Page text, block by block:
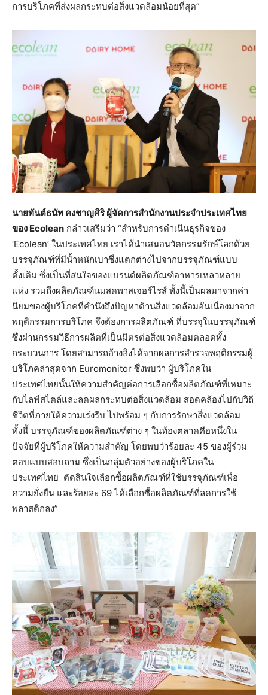
การบริโภคที่ส่งผลกระทบต่อสิ่งแวดล้อมน้อยที่สุด”
นายทันต์ธนัท คงชาญศิริ ผู้จัดการสำนักงานประจำประเทศไทย
ของ Ecolean กล่าวเสริมว่า “สำหรับการดำเนินธุรกิจของ
‘Ecolean’ ในประเทศไทย เราได้นำเสนอนวัตกรรมรักษ์โลกด้วย
บรรจุภัณฑ์ที่มีน้ำหนักเบาซึ่งแตกต่างไปจากบรรจุภัณฑ์แบบ
ดั้งเดิม ซึ่งเป็นที่สนใจของแบรนด์ผลิตภัณฑ์อาหารเหลวหลาย
แห่ง รวมถึงผลิตภัณฑ์นมสดพาสเจอร์ไรส์ ทั้งนี้เป็นผลมาจากค่า
นิยมของผู้บริโภคที่คำนึงถึงปัญหาด้านสิ่งแวดล้อมอันเนื่องมาจาก
พฤติกรรมการบริโภค จึงต้องการผลิตภัณฑ์ ที่บรรจุในบรรจุภัณฑ์
ซึ่งผ่านกรรมวิธีการผลิตที่เป็นมิตรต่อสิ่งแวดล้อมตลอดทั้ง
กระบวนการ โดยสามารถอ้างอิงได้จากผลการสำรวจพฤติกรรมผู้
บริโภคล่าสุดจาก Euromonitor ซึ่งพบว่า ผู้บริโภคใน
ประเทศไทยนั้นให้ความสำคัญต่อการเลือกซื้อผลิตภัณฑ์ที่เหมาะ
กับไลฟ์สไตล์และลดผลกระทบต่อสิ่งแวดล้อม สอดคล้องไปกับวิถี
ชีวิตที่ภายใต้ความเร่งรีบ ไปพร้อม ๆ กับการรักษาสิ่งแวดล้อม
ทั้งนี้ บรรจุภัณฑ์ของผลิตภัณฑ์ต่าง ๆ ในท้องตลาดคือหนึ่งใน
ปัจจัยที่ผู้บริโภคให้ความสำคัญ โดยพบว่าร้อยละ 45 ของผู้ร่วม
ตอบแบบสอบถาม ซึ่งเป็นกลุ่มตัวอย่างของผู้บริโภคใน
ประเทศไทย ตัดสินใจเลือกซื้อผลิตภัณฑ์ที่ใช้บรรจุภัณฑ์เพื่อ
ความยั่งยืน และร้อยละ 69 ได้เลือกซื้อผลิตภัณฑ์ที่ลดการใช้
พลาสติกลง”